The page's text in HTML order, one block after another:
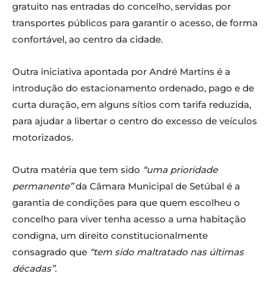
gratuito nas entradas do concelho, servidas por
transportes públicos para garantir o acesso, de forma
confortável, ao centro da cidade.
Outra iniciativa apontada por André Martins é a
introdução do estacionamento ordenado, pago e de
curta duração, em alguns sítios com tarifa reduzida,
para ajudar a libertar o centro do excesso de veículos
motorizados.
Outra matéria que tem sido “uma prioridade
permanente”da Câmara Municipal de Setúbal é a
garantia de condições para que quem escolheu o
concelho para viver tenha acesso a uma habitação
condigna, um direito constitucionalmente
consagrado que “tem sido maltratado nas últimas
décadas”.